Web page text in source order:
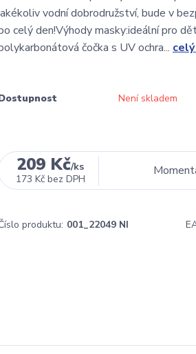
vodní dobrodružství, bude v
celý den!Výhody masky:ideální pro
čočka s UV ochra...
Není skladem
209 Kč/ks
173 Kč bez DPH
produktu: 001_22049 NI